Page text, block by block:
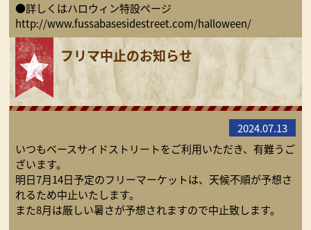
●詳しくはハロウィン特設ページ
http://www.fussabasesidestreet.com/halloween/
フリマ中止のお知らせ
2024.07.13
いつもベースサイドストリートをご利用いただき、有難うご
ざいます。
明日7月14日予定のフリーマーケットは、天候不順が予想さ
れるため中止いたします。
また8月は厳しい暑さが予想されますので中止致します。